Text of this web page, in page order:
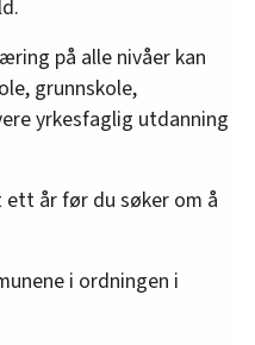
på alle nivåer kan
grunnskole,
yrkesfaglig utdanning
ett år før du søker om å
i ordningen i